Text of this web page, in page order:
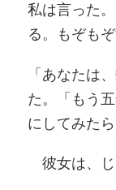
私は言った
る。もぞも
「あなたは
た。「もう
にしてみたら
彼女は、じ